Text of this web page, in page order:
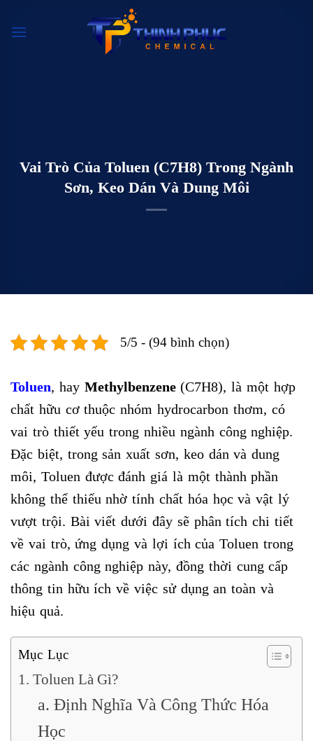
đến
Vai Trò Của Toluen (C7H8) Trong Ngành
Sơn, Keo Dán Và Dung Môi
5/5 - (94 bình chọn)
Toluen, hay Methylbenzene(C7H8), là một hợp
chất hữu cơ thuộc nhóm hydrocarbon thơm, có
vai trò thiết yếu trong nhiều ngành công nghiệp.
Đặc biệt, trong sản xuất sơn, keo dán và dung
môi, Toluen được đánh giá là một thành phần
không thể thiếu nhờ tính chất hóa học và vật lý
vượt trội. Bài viết dưới đây sẽ phân tích chi tiết
về vai trò, ứng dụng và lợi ích của Toluen trong
các ngành công nghiệp này, đồng thời cung cấp
thông tin hữu ích về việc sử dụng an toàn và
hiệu quả.
Mục Lục
1. Toluen Là Gì?
a. Định Nghĩa Và Công Thức Hóa
Học